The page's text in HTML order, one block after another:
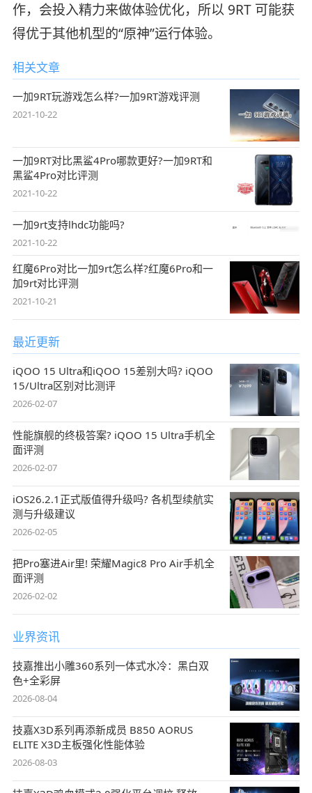
作，会投入精力来做体验优化，所以 9RT 可能获
得优于其他机型的“原神”运行体验。
相关文章
一加9RT玩游戏怎么样?一加9RT游戏评测
2021-10-22
一加9RT对比黑鲨4Pro哪款更好?一加9RT和
黑鲨4Pro对比评测
2021-10-22
一加9rt支持lhdc功能吗?
2021-10-22
红魔6Pro对比一加9rt怎么样?红魔6Pro和一
加9rt对比评测
2021-10-21
最近更新
iQOO 15 Ultra和iQOO 15差别大吗? iQOO
15/Ultra区别对比测评
2026-02-07
性能旗舰的终极答案? iQOO 15 Ultra手机全
面评测
2026-02-07
iOS26.2.1正式版值得升级吗? 各机型续航实
测与升级建议
2026-02-05
把Pro塞进Air里! 荣耀Magic8 Pro Air手机全
面评测
2026-02-02
业界资讯
技嘉推出小雕360系列一体式水冷：黑白双
色+全彩屏
2026-08-04
技嘉X3D系列再添新成员 B850 AORUS
ELITE X3D主板强化性能体验
2026-08-03